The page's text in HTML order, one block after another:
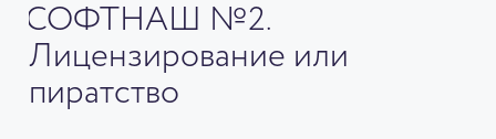
СОФТНАШ №2.
Лицензирование или
пиратство